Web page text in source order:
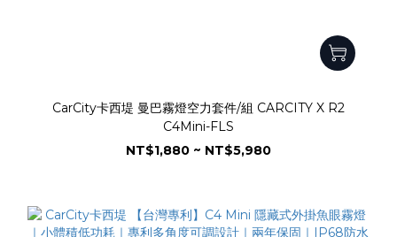
CarCity卡西堤 曼巴霧燈空力套件/組 CARCITY X R2
C4Mini-FLS
NT$1,880 ~ NT$5,980